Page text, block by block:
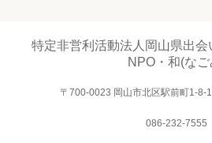
特定非営利活動法人岡山県出
NPO・和(なご
〒700-0023 岡山市北区駅前町1-
086-232-7555